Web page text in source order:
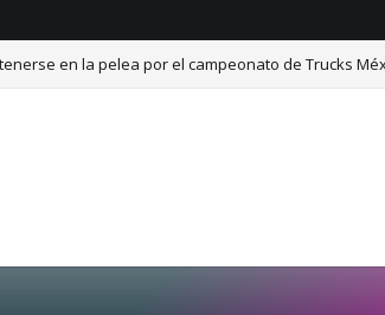
en la pelea por el campeonato de Trucks